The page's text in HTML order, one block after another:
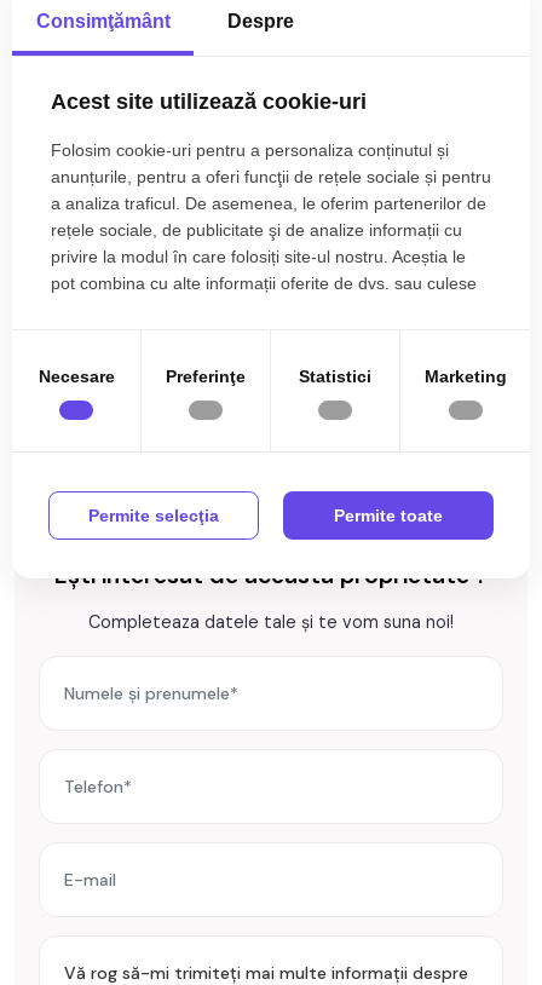
• Tamplarie ferestre: pvc, termopan;
• Bucatarie: mobilata, utilata;
• Mobilat: complet;
• Utilitati: curent electric, apa, canalizare, gaz, catv, telefon,
acces internet, fibra optica;
• Izolatii: exterior, bloc izolat termic;
• Contorizare: apometre, contor gaz, contor curent electric;
Apartamentul se vinde mobilat si utilat cu: plita electrica,
cuptor, hota, masina de spalat rufe, masina de spalat vase,
Incalzirea se realizeaza prin centrala proprie, calorifere si
dispune de sistem de climatizare (A.C.).
oferta / id: P25936
Aer conditionat
Bloc izolat termic
Vopsea lavabila
Gresie
Finisat
Lemn
Mobilata
Interfon
Lift
Emilian Niculiciu
Director agentie Cluj-
Napoca
0785.822.822
Comision 0% in bloc nou Zorilor
Ești interesat de aceasta proprietate ?
Completeaza datele tale și te vom suna noi!
Consimţământ Despre
Acest site utilizează cookie-uri
Folosim cookie-uri pentru a personaliza conținutul și
anunțurile, pentru a oferi funcţii de rețele sociale și pentru
a analiza traficul. De asemenea, le oferim partenerilor de
rețele sociale, de publicitate şi de analize informații cu
privire la modul în care folosiți site-ul nostru. Aceștia le
pot combina cu alte informații oferite de dvs. sau culese
Necesare Preferinţe Statistici Marketing
Permite selecţia Permite toate